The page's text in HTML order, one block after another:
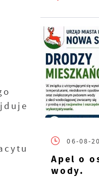
06-08-
Apel o
wody.